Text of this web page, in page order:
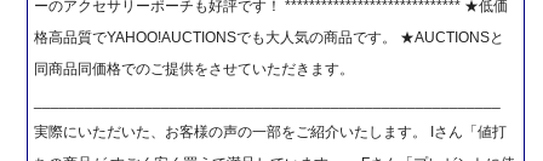
ーのアクセサリーポーチも好評です！ ***************************** ★低価
格高品質でYAHOO!AUCTIONSでも大人気の商品です。 ★AUCTIONSと
同商品同価格でのご提供をさせていただきます。
実際にいただいた、お客様の声の一部をご紹介いたします。 Iさん「値打